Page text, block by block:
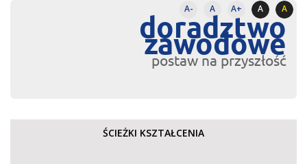
A- A A+ A A
doradztwo
zawodowe
postaw na przyszłość
ŚCIEŻKI KSZTAŁCENIA